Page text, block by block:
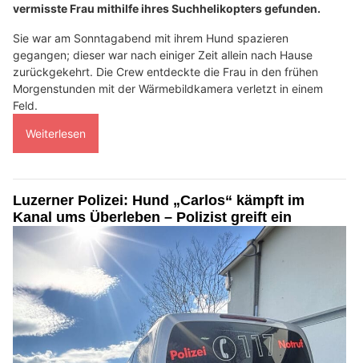
vermisste Frau mithilfe ihres Suchhelikopters gefunden.
Sie war am Sonntagabend mit ihrem Hund spazieren
gegangen; dieser war nach einiger Zeit allein nach Hause
zurückgekehrt. Die Crew entdeckte die Frau in den frühen
Morgenstunden mit der Wärmebildkamera verletzt in einem
Feld.
Weiterlesen
Luzerner Polizei: Hund „Carlos“ kämpft im
Kanal ums Überleben – Polizist greift ein